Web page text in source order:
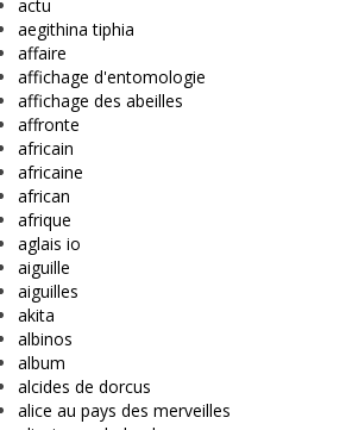
actu
aegithina tiphia
affaire
affichage d'entomologie
affichage des abeilles
affronte
africain
africaine
african
afrique
aglais io
aiguille
aiguilles
akita
albinos
album
alcides de dorcus
alice au pays des merveilles